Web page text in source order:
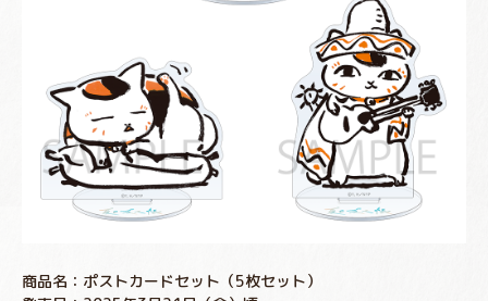
商品名：ポストカードセット（5枚セット）